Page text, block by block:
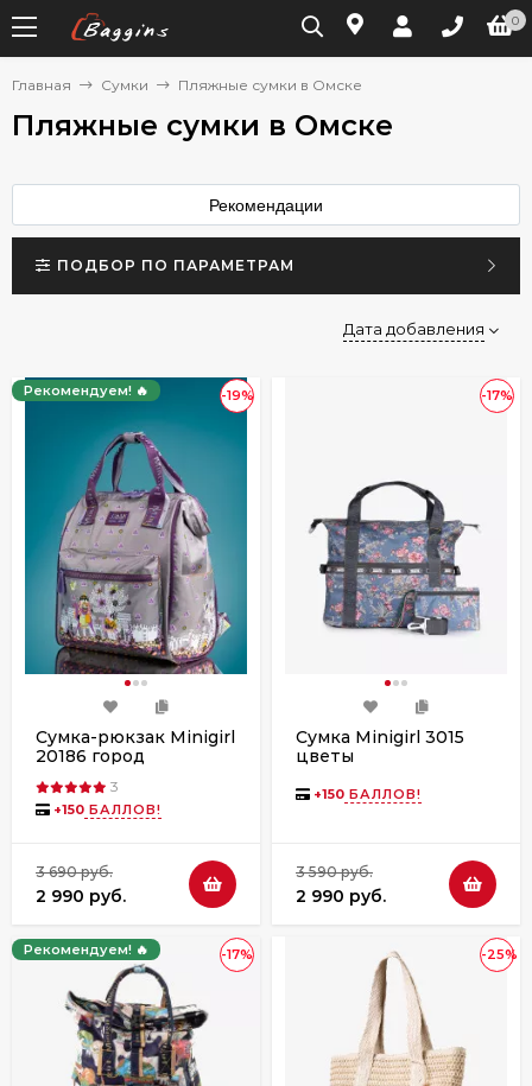
0
Главная Сумки Пляжные сумки в Омске
Пляжные сумки в Омске
Рекомендации
ПОДБОР ПО ПАРАМЕТРАМ
Дата добавления
-19%
Рекомендуем! 🔥
Сумка-рюкзак Minigirl
20186 город
3
+150 БАЛЛОВ!
3 690 руб.
2 990 руб.
-17%
Сумка Minigirl 3015
цветы
+150 БАЛЛОВ!
3 590 руб.
2 990 руб.
-17%
Рекомендуем! 🔥 -25%